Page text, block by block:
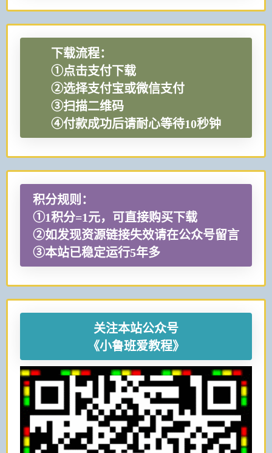
下载流程：
①点击支付下载
②选择支付宝或微信支付
③扫描二维码
④付款成功后请耐心等待10秒钟
积分规则：
①1积分=1元，可直接购买下载
②如发现资源链接失效请在公众号留言
③本站已稳定运行5年多
关注本站公众号
《小鲁班爱教程》